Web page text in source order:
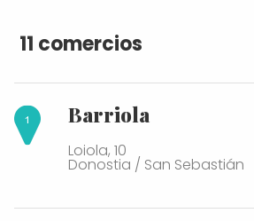
11 comercios
Barriola
Loiola, 10
Donostia / San Sebastián